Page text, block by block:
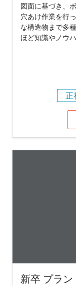
図面に基づき、
穴あけ作業を行
な構造物まで多
ほど知識やノウ
正
新卒 プラ